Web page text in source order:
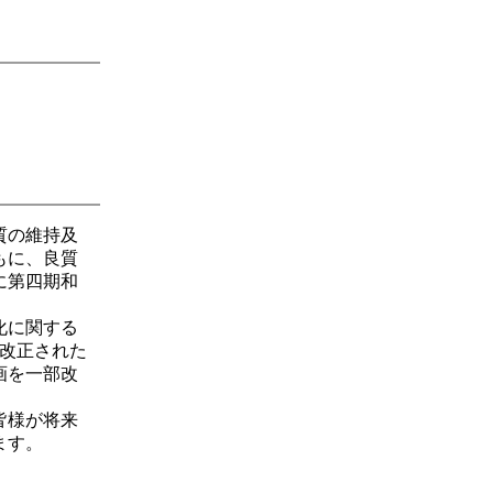
維持及
に、良質
第四期和
関する
正された
を一部改
様が将来
。